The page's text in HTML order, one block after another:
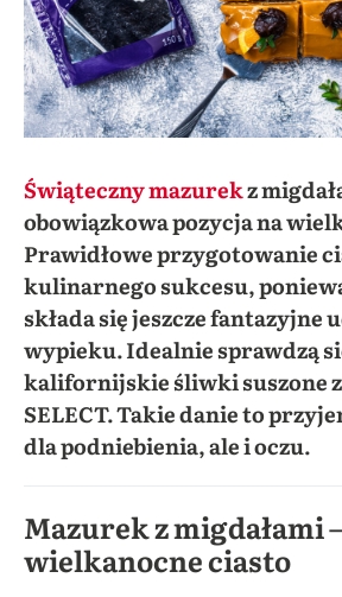
Świąteczny mazurekz
obowiązkowa pozycja na
Prawidłowe przygotowanie
kulinarnego sukcesu,
składa się jeszcze fantazyjne
wypieku. Idealnie sprawdzą
kalifornijskie śliwki suszone
SELECT. Takie danie to
dla podniebienia, ale i oczu.
Mazurek z migdałami
wielkanocne ciasto